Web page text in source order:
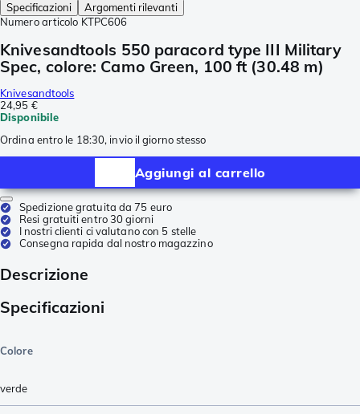
Specificazioni
Argomenti rilevanti
Numero articolo KTPC606
Knivesandtools 550 paracord type III Military
Spec, colore: Camo Green, 100 ft (30.48 m)
Knivesandtools
24,95 €
Disponibile
Ordina entro le 18:30, invio il giorno stesso
Aggiungi al carrello
Spedizione gratuita da 75 euro
Resi gratuiti entro 30 giorni
I nostri clienti ci valutano con 5 stelle
Consegna rapida dal nostro magazzino
Descrizione
Specificazioni
Colore
verde